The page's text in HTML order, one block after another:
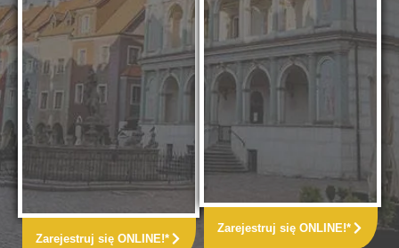
Zarejestruj się ONLINE!*
Zarejestruj się ONLINE!*